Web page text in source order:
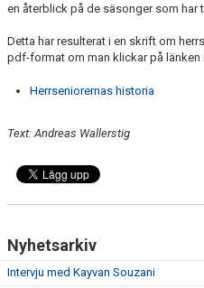
en återblick på de säsonger som har
Detta har resulterat i en skrift om
pdf-format om man klickar på länken
Herrseniorernas historia
Text: Andreas Wallerstig
Nyhetsarkiv
Intervju med Kayvan Souzani